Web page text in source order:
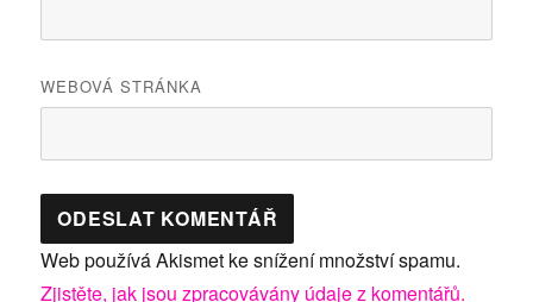
WEBOVÁ STRÁNKA
Web používá Akismet ke snížení množství spamu.
Zjistěte, jak jsou zpracovávány údaje z komentářů.